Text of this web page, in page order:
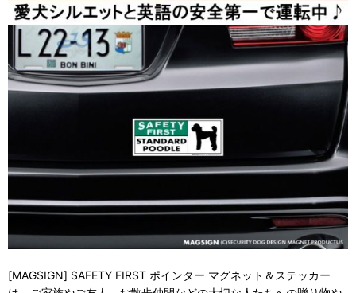
[MAGSIGN] SAFETY FIRST ポインター マグネット＆ステッカー